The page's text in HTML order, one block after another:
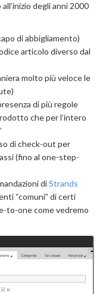
degli anni 2000
di abbigliamento)
articolo diverso dal
molto più veloce le
di più regole
che per l’intero
di check-out per
(fino al one-step-
diStrands
“comuni” di certi
to-one come vedremo